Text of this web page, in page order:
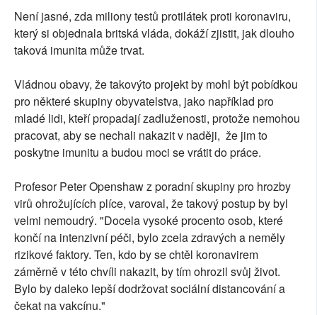
Není jasné, zda miliony testů protilátek proti koronaviru,
který si objednala britská vláda, dokáží zjistit, jak dlouho
taková imunita může trvat.
Vládnou obavy, že takovýto projekt by mohl být pobídkou
pro některé skupiny obyvatelstva, jako například pro
mladé lidi, kteří propadají zadluženosti, protože nemohou
pracovat, aby se nechali nakazit v naději, že jim to
poskytne imunitu a budou moci se vrátit do práce.
Profesor Peter Openshaw z poradní skupiny pro hrozby
virů ohrožujících plíce, varoval, že takový postup by byl
velmi nemoudrý. "Docela vysoké procento osob, které
končí na intenzivní péči, bylo zcela zdravých a neměly
rizikové faktory. Ten, kdo by se chtěl koronavirem
záměrně v této chvíli nakazit, by tím ohrozil svůj život.
Bylo by daleko lepší dodržovat sociální distancování a
čekat na vakcínu."